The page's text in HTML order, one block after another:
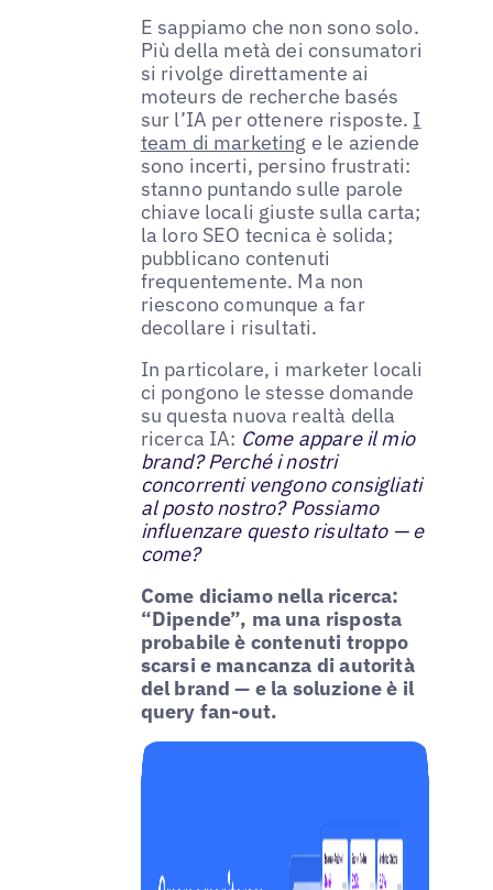
E sappiamo che non sono solo.
Più della metà dei consumatori
si rivolge direttamente ai
moteurs de recherche basés
sur l’IA per ottenere risposte. I
team di marketing e le aziende
sono incerti, persino frustrati:
stanno puntando sulle parole
chiave locali giuste sulla carta;
la loro SEO tecnica è solida;
pubblicano contenuti
frequentemente. Ma non
riescono comunque a far
decollare i risultati.
In particolare, i marketer locali
ci pongono le stesse domande
su questa nuova realtà della
ricerca IA: Come appare il mio
brand? Perché i nostri
concorrenti vengono consigliati
al posto nostro? Possiamo
influenzare questo risultato — e
come?
Come diciamo nella ricerca:
“Dipende”, ma una risposta
probabile è contenuti troppo
scarsi e mancanza di autorità
del brand — e la soluzione è il
query fan-out.